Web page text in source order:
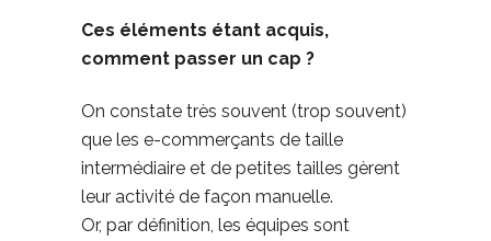
Ces éléments étant acquis,
comment passer un cap ?
On constate très souvent (trop souvent)
que les e-commerçants de taille
intermédiaire et de petites tailles gèrent
leur activité de façon manuelle.
Or, par définition, les équipes sont